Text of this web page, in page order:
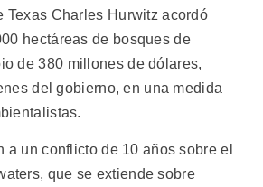
Texas Charles Hurwitz acordó
hectáreas de bosques de
de 380 millones de dólares,
del gobierno, en una medida
a un conflicto de 10 años sobre el
que se extiende sobre